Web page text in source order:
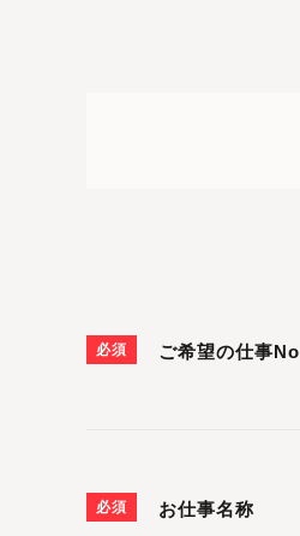
必須 ご希望の仕事No
必須 お仕事名称